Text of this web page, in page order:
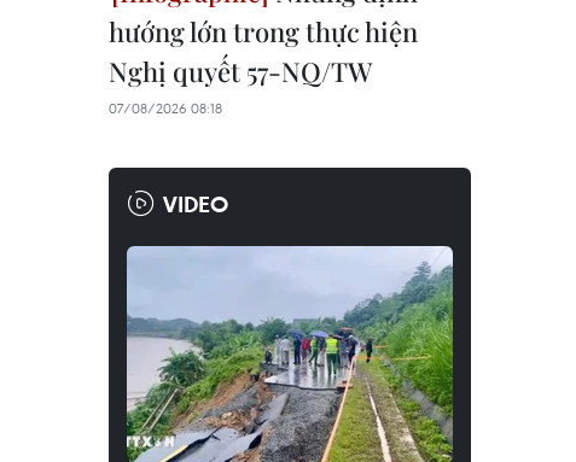
hướng lớn trong thực hiện
Nghị quyết 57-NQ/TW
07/08/2026 08:18
VIDEO